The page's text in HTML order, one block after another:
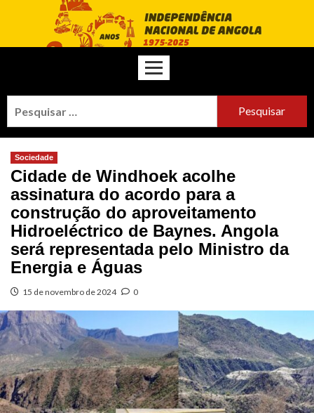
Sociedade
Cidade de Windhoek acolhe
assinatura do acordo para a
construção do aproveitamento
Hidroeléctrico de Baynes. Angola
será representada pelo Ministro da
Energia e Águas
15 de novembro de 2024 0